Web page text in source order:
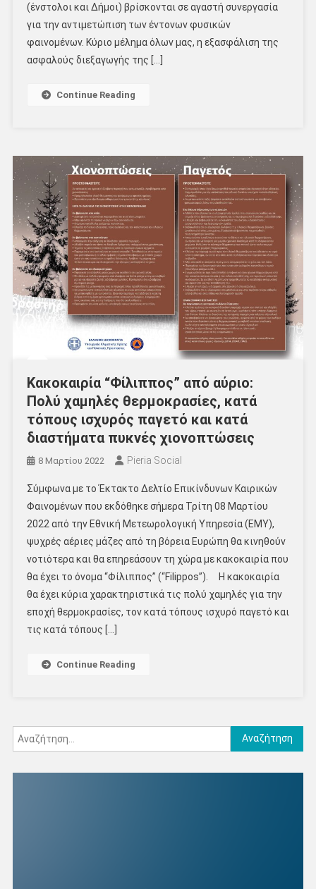
(ένστολοι και Δήμοι) βρίσκονται σε αγαστή συνεργασία
για την αντιμετώπιση των έντονων φυσικών
φαινομένων. Κύριο μέλημα όλων μας, η εξασφάλιση της
ασφαλούς διεξαγωγής της […]
Continue Reading
Κακοκαιρία “Φίλιππος” από αύριο:
Πολύ χαμηλές θερμοκρασίες, κατά
τόπους ισχυρός παγετό και κατά
διαστήματα πυκνές χιονοπτώσεις
8 Μαρτίου 2022 Pieria Social
Σύμφωνα με το Έκτακτο Δελτίο Επικίνδυνων Καιρικών
Φαινομένων που εκδόθηκε σήμερα Τρίτη 08 Μαρτίου
2022 από την Εθνική Μετεωρολογική Υπηρεσία (ΕΜΥ),
ψυχρές αέριες μάζες από τη βόρεια Ευρώπη θα κινηθούν
νοτιότερα και θα επηρεάσουν τη χώρα με κακοκαιρία που
θα έχει το όνομα “Φίλιππος” (“Filippos”). Η κακοκαιρία
θα έχει κύρια χαρακτηριστικά τις πολύ χαμηλές για την
εποχή θερμοκρασίες, τον κατά τόπους ισχυρό παγετό και
τις κατά τόπους […]
Continue Reading
Αναζήτηση
για: